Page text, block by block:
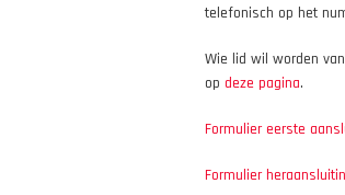
telefonisch op het
Wie lid wil worden
op deze pagina.
Formulier eerste
Formulier